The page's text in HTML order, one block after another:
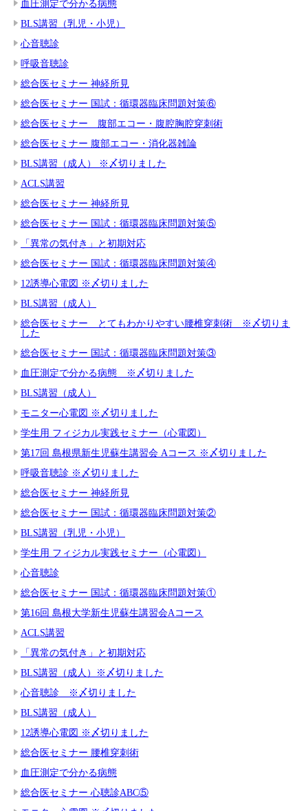
血圧測定で分かる病態
BLS講習（乳児・小児）
心音聴診
呼吸音聴診
総合医セミナー 神経所見
総合医セミナー 国試：循環器臨床問題対策⑥
総合医セミナー 腹部エコー・腹腔胸腔穿刺術
総合医セミナー 腹部エコー・消化器雑論
BLS講習（成人） ※〆切りました
ACLS講習
総合医セミナー 神経所見
総合医セミナー 国試：循環器臨床問題対策⑤
「異常の気付き」と初期対応
総合医セミナー 国試：循環器臨床問題対策④
12誘導心電図 ※〆切りました
BLS講習（成人）
総合医セミナー とてもわかりやすい腰椎穿刺術 ※〆切りま
した
総合医セミナー 国試：循環器臨床問題対策③
血圧測定で分かる病態 ※〆切りました
BLS講習（成人）
モニター心電図 ※〆切りました
学生用 フィジカル実践セミナー（心電図）
第17回 島根県新生児蘇生講習会 Aコース ※〆切りました
呼吸音聴診 ※〆切りました
総合医セミナー 神経所見
総合医セミナー 国試：循環器臨床問題対策②
BLS講習（乳児・小児）
学生用 フィジカル実践セミナー（心電図）
心音聴診
総合医セミナー 国試：循環器臨床問題対策①
第16回 島根大学新生児蘇生講習会Aコース
ACLS講習
「異常の気付き」と初期対応
BLS講習（成人）※〆切りました
心音聴診 ※〆切りました
BLS講習（成人）
12誘導心電図 ※〆切りました
総合医セミナー 腰椎穿刺術
血圧測定で分かる病態
総合医セミナー 心聴診ABC⑤